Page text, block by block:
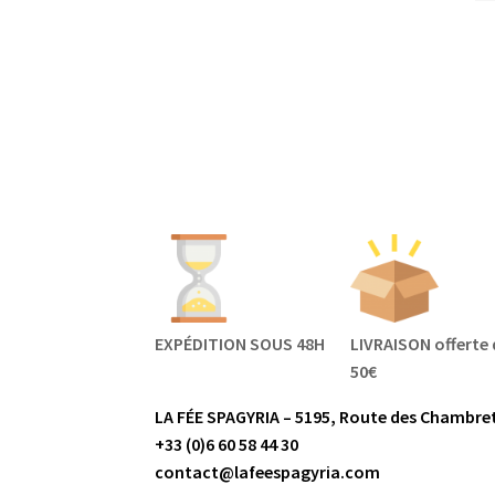
EXPÉDITION SOUS 48H
LIVRAISON offerte
50€
LA FÉE SPAGYRIA – 5195, Route des
+33 (0)6 60 58 44 30
contact@lafeespagyria.com